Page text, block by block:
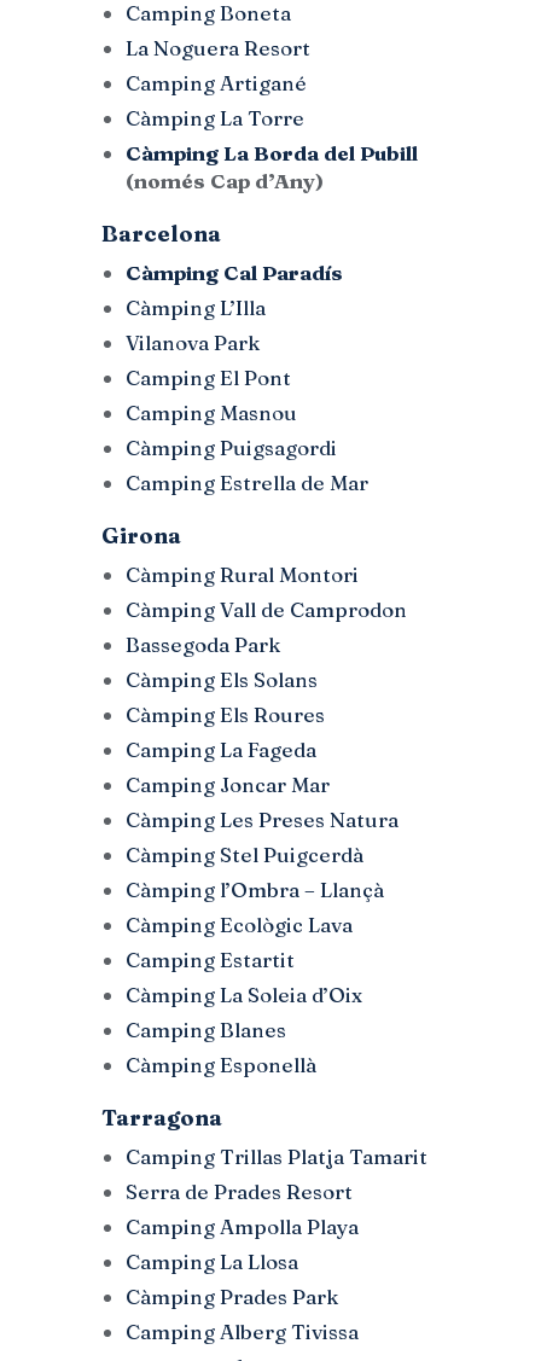
Camping Boneta
La Noguera Resort
Camping Artigané
Càmping La Torre
Càmping La Borda del Pubill
(només Cap d’Any)
Barcelona
Càmping Cal Paradís
Càmping L’Illa
Vilanova Park
Camping El Pont
Camping Masnou
Càmping Puigsagordi
Camping Estrella de Mar
Girona
Càmping Rural Montori
Càmping Vall de Camprodon
Bassegoda Park
Càmping Els Solans
Càmping Els Roures
Camping La Fageda
Camping Joncar Mar
Càmping Les Preses Natura
Càmping Stel Puigcerdà
Càmping l’Ombra – Llançà
Càmping Ecològic Lava
Camping Estartit
Càmping La Soleia d’Oix
Camping Blanes
Càmping Esponellà
Tarragona
Camping Trillas Platja Tamarit
Serra de Prades Resort
Camping Ampolla Playa
Camping La Llosa
Càmping Prades Park
Camping Alberg Tivissa